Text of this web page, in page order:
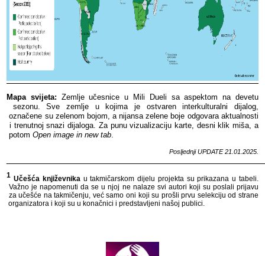
Mapa​​ svijeta: ​​ Zemlje​​ učesnice​​ u​​ Mili​​ Dueli​​ sa​​ aspektom​​ na​​ devetu​​
sezonu.​​ Sve​​ zemlje​​ u​​ kojima​​ je​​ ostvaren​​ interkulturalni​​ dijalog,​​
označene​​ su​​ zelenom​​ bojom,​​ a​​ nijansa​​ zelene​​ boje​​ odgovara​​ aktualnosti​​
i​​ trenutnoj​​ snazi​​ dijaloga.​​ Za​​ punu​​ vizualizaciju​​ karte,​​ desni​​ klik​​ miša,​​ a​​
potom​​Open​​ image​​ in​​ new​​ tab
Posljednji​​ UPDATE​​ 21 .01.2025.
1 Učešća​​ književnika​​ u​​ takmičarskom​​ dijelu​​ projekta​​ su​​ prikazana​​ u​​ tabeli.​​
Važno​​ je​​ napomenuti​​ da​​ se​​ u​​ njoj​​ ne​​ nalaze​​ svi​​ autori​​ koji​​ su​​ poslali​​ prijavu​​
za​​ učešće​​ na​​ takmičenju,​​ već​​ samo​​ oni​​ koji​​ su​​ prošli​​ prvu​​ selekciju​​ od​​ strane​​
organizatora​​ i​​ koji​​ su​​ u​​ konačnici​​ i​​ predstavljeni​​ našoj​​ publici.​​